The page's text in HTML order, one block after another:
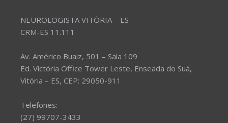
NEUROLOGISTA VITÓRIA – ES
CRM-ES 11.111
Av. Américo Buaiz, 501 – Sala 109
Ed. Victória Office Tower Leste, Enseada do Suá,
Vitória – ES, CEP: 29050-911
Telefones:
(27) 99707-3433